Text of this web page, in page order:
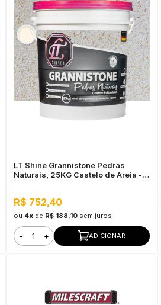
LT Shine Grannistone Pedras
Naturais, 25KG Castelo de Areia -
R$ 752,40
ou 4xde R$ 188,10 sem juros
- + ADICIONAR